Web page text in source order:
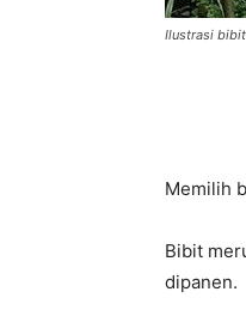
Ilustrasi
Memilih
Bibit
dipanen.